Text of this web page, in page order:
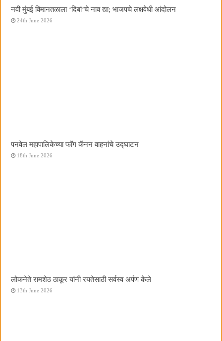
नवी मुंबई विमानतळाला ‌‘दिबां‌’चे नाव द्या; भाजपचे लक्षवेधी आंदोलन
24th June 2026
पनवेल महापालिकेच्या फॉग कॅनन वाहनांचे उद्घाटन
18th June 2026
लोकनेते रामशेठ ठाकूर यांनी रयतेसाठी सर्वस्व अर्पण केले
13th June 2026